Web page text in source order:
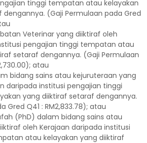
tinggi tempatan atau kelayakan
(Gaji Permulaan pada Gred
Veterinar yang diiktiraf oleh
pengajian tinggi tempatan atau
setaraf dengannya. (Gaji Permulaan
atau
bidang sains atau kejuruteraan yang
daripada institusi pengajian tinggi
yang diiktiraf setaraf dengannya.
Gred Q41 : RM2,833.78); atau
(PhD) dalam bidang sains atau
oleh Kerajaan daripada institusi
atau kelayakan yang diiktiraf